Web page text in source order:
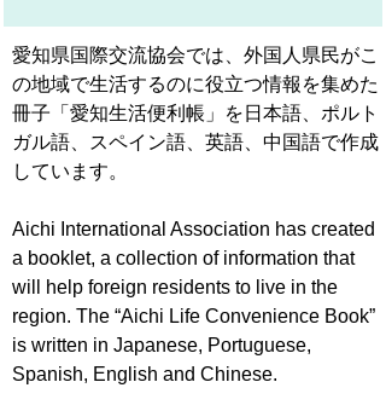
愛知県国際交流協会では、外国人県民がこ
の地域で生活するのに役立つ情報を集めた
冊子「愛知生活便利帳」を日本語、ポルト
ガル語、スペイン語、英語、中国語で作成
しています。
Aichi International Association has created
a booklet, a collection of information that
will help foreign residents to live in the
region. The “Aichi Life Convenience Book”
is written in Japanese, Portuguese,
Spanish, English and Chinese.